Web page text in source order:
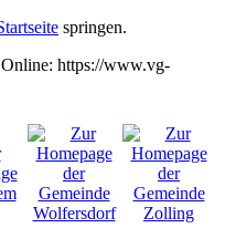
springen.
Online: https://www.vg-